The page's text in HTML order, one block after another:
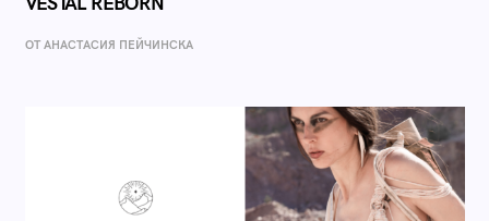
ОТ AНАСТАСИЯ ПЕЙЧИНСКА